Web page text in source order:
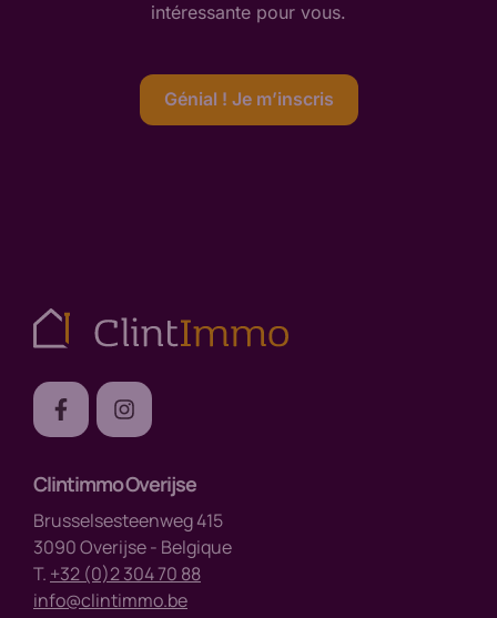
intéressante pour vous.
Génial ! Je m’inscris
Clintimmo Overijse
Brusselsesteenweg 415
3090 Overijse - Belgique
T. +32 (0)2 304 70 88
info@clintimmo.be